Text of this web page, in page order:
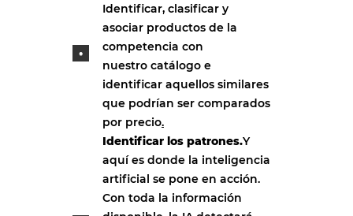
Identificar, clasificar y
asociar productos de la
competencia con
nuestro catálogo e
identificar aquellos similares
que podrían ser comparados
por precio.
Identificar los patrones.Y
aquí es donde la inteligencia
artificial se pone en acción.
Con toda la información